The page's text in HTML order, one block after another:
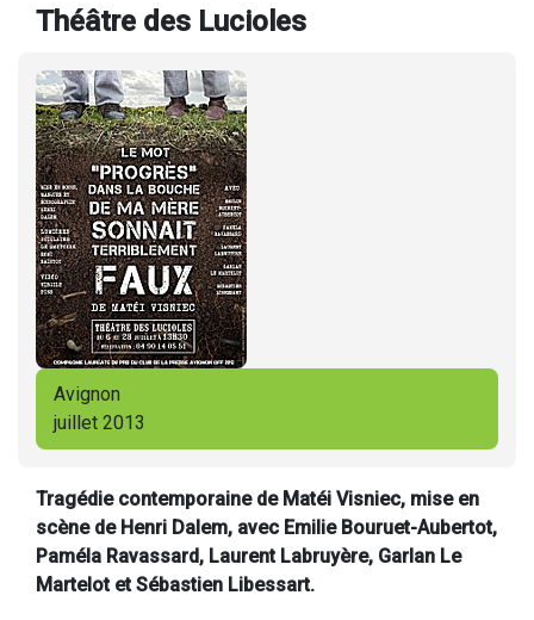
Théâtre des Lucioles
Avignon
juillet 2013
Tragédie contemporaine de Matéi Visniec, mise en
scène de Henri Dalem, avec Emilie Bouruet-Aubertot,
Paméla Ravassard, Laurent Labruyère, Garlan Le
Martelot et Sébastien Libessart.